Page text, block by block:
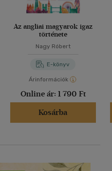
Az angliai magyarok igaz
története
Nagy Róbert
E-könyv
Árinformációk
Online ár: 1 790 Ft
Kosárba